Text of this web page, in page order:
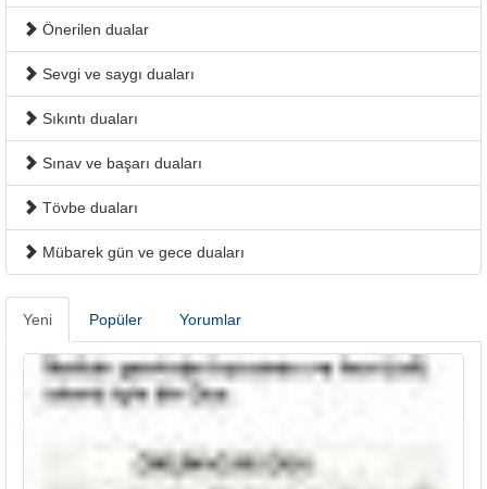
Önerilen dualar
Sevgi ve saygı duaları
Sıkıntı duaları
Sınav ve başarı duaları
Tövbe duaları
Mübarek gün ve gece duaları
Yeni Popüler Yorumlar